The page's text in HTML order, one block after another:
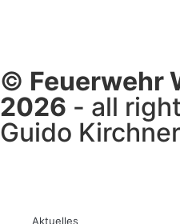
© Feuerwehr
2026 - all
Guido Kirchner
Aktuelles